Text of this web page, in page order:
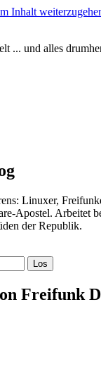
Inhalt
... und alles
Linuxer,
Apostel. Arbeitet
der Republik.
Freifunk